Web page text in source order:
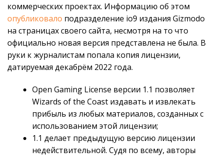
коммерческих проектах. Информацию об этом
опубликовало подразделение io9 издания Gizmodo
на страницах своего сайта, несмотря на то что
официально новая версия представлена не была. В
руки к журналистам попала копия лицензии,
датируемая декабрём 2022 года.
Open Gaming License версии 1.1 позволяет
Wizards of the Coast издавать и извлекать
прибыль из любых материалов, созданных с
использованием этой лицензии;
1.1 делает предыдущую версию лицензии
недействительной. Судя по всему, авторы